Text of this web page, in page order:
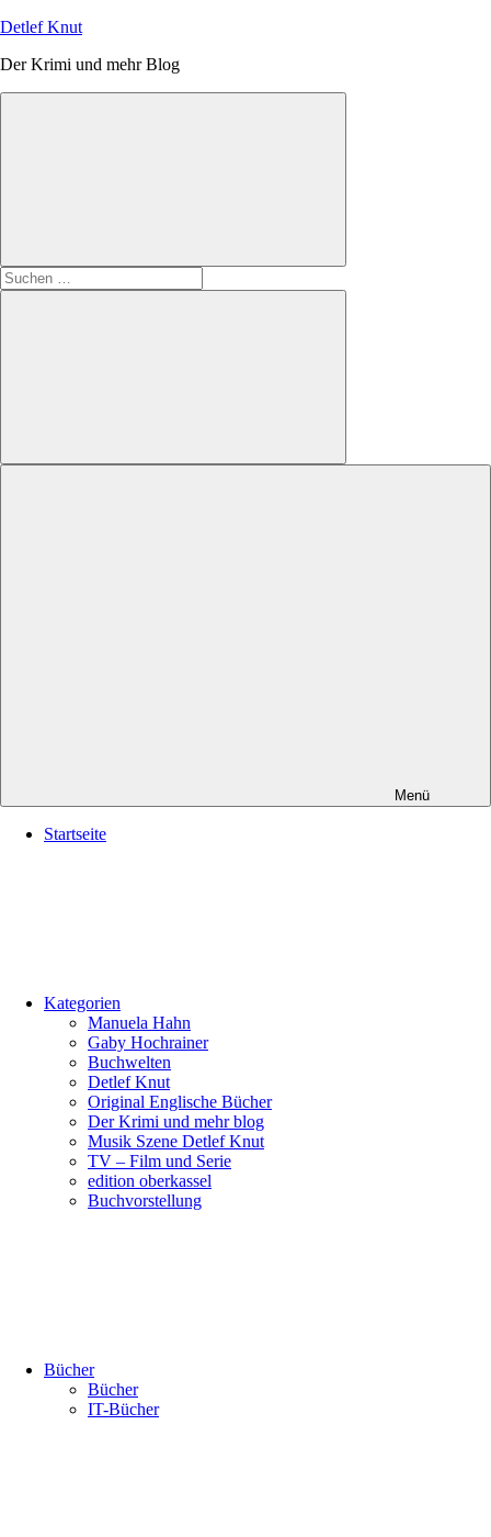
Zum
springen
Detlef Knut
Der Krimi und mehr Blog
Suchen
nach:
Suchen
Menü
Startseite
Kategorien
Manuela Hahn
Gaby Hochrainer
Buchwelten
Detlef Knut
Original Englische Bücher
Der Krimi und mehr blog
Musik Szene Detlef Knut
TV – Film und Serie
edition oberkassel
Buchvorstellung
Bücher
Bücher
IT-Bücher